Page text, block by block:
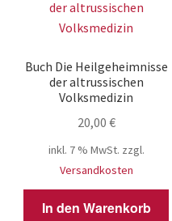
Buch Die Heilgeheimnisse
der altrussischen
Volksmedizin
20,00 €
inkl. 7 % MwSt. zzgl.
Versandkosten
In den Warenkorb